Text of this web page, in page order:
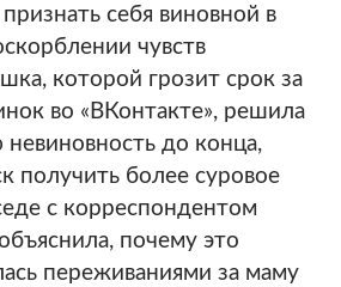
признать себя виновной в
чувств
которой грозит срок за
во «ВКонтакте», решила
невиновность до конца,
получить более суровое
с корреспондентом
почему это
переживаниями за маму